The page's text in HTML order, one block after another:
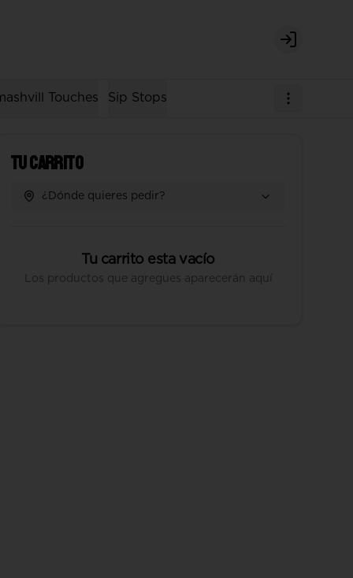
Login
Touches Sip Stops
Tu Carrito
¿Dónde quieres pedir?
Tu carrito esta vacío
Los productos que agregues aparecerán aquí